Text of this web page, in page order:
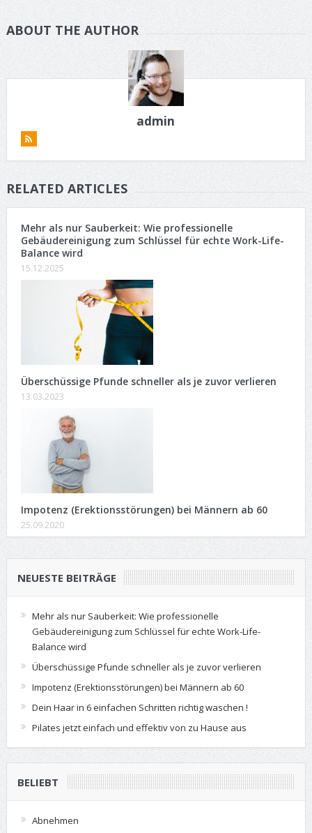
ABOUT THE AUTHOR
admin
RELATED ARTICLES
Mehr als nur Sauberkeit: Wie professionelle
Gebäudereinigung zum Schlüssel für echte Work-Life-
Balance wird
15.12.2025
Überschüssige Pfunde schneller als je zuvor verlieren
13.03.2023
Impotenz (Erektionsstörungen) bei Männern ab 60
25.09.2020
NEUESTE BEITRÄGE
Mehr als nur Sauberkeit: Wie professionelle
Gebäudereinigung zum Schlüssel für echte Work-Life-
Balance wird
Überschüssige Pfunde schneller als je zuvor verlieren
Impotenz (Erektionsstörungen) bei Männern ab 60
Dein Haar in 6 einfachen Schritten richtig waschen !
Pilates jetzt einfach und effektiv von zu Hause aus
BELIEBT
Abnehmen